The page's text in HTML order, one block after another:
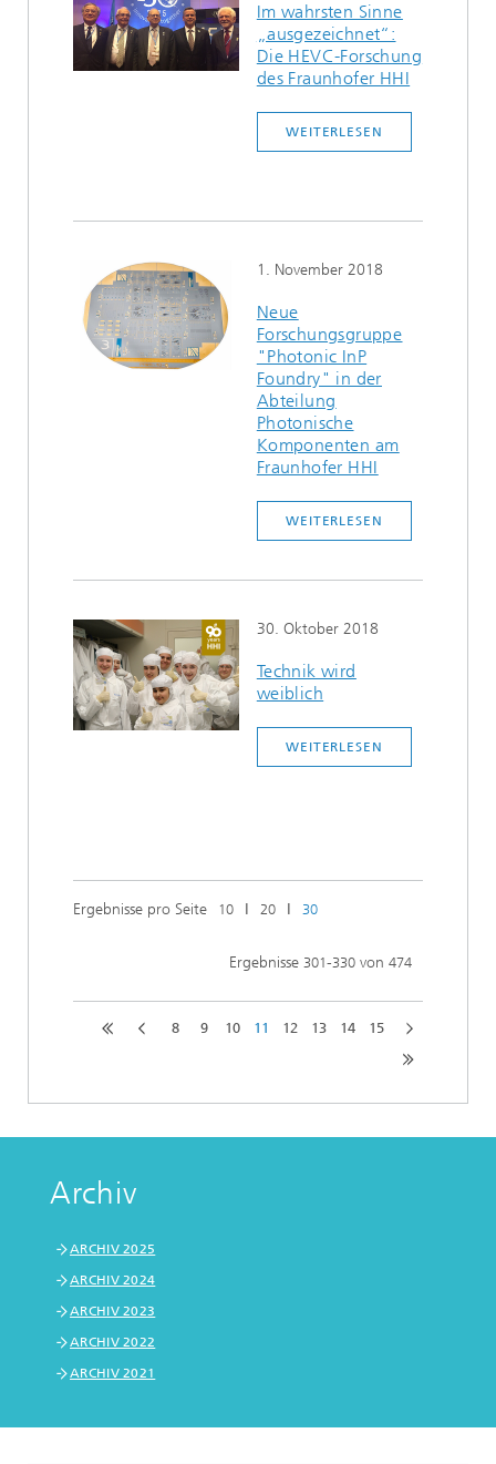
Im wahrsten Sinne
„ausgezeichnet“:
Die HEVC-Forschung
des Fraunhofer HHI
WEITERLESEN
1. November 2018
Neue
Forschungsgruppe
"Photonic InP
Foundry" in der
Abteilung
Photonische
Komponenten am
Fraunhofer HHI
WEITERLESEN
30. Oktober 2018
Technik wird
weiblich
WEITERLESEN
Ergebnisse pro Seite 10 ǀ 20 ǀ 30
Ergebnisse 301-330 von 474
8 9 10 11 12 13 14 15
Archiv
ARCHIV 2025
ARCHIV 2024
ARCHIV 2023
ARCHIV 2022
ARCHIV 2021